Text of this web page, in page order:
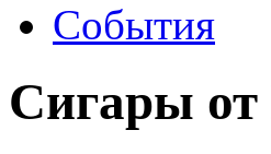
События
Сигары от